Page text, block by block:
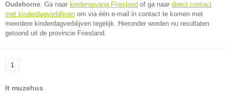
Oudehorne. Ga naar kinderopvang Friesland of ga naar direct contact
met kinderdagverblijven om via één e-mail in contact te komen met
meerdere kinderdagverblijven tegelijk. Hieronder worden nu resultaten
getoond uit de provincie Friesland.
1
It muzehus